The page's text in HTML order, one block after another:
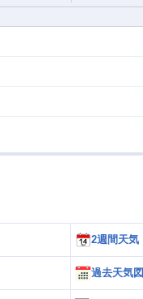
2週間天気
過去天気図